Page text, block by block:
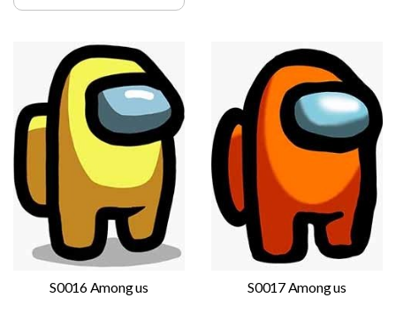
S0016 Among us S0017 Among us